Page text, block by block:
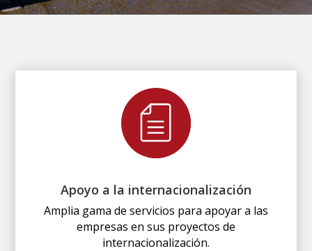
Apoyo a la internacionalización
Amplia gama de servicios para apoyar a las
empresas en sus proyectos de
internacionalización.